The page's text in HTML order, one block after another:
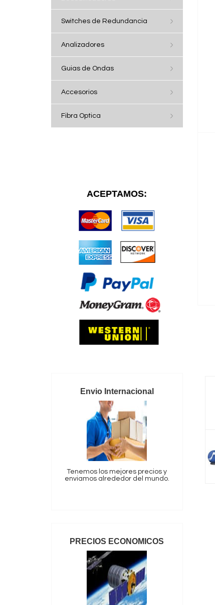
Switches de Redundancia
Analizadores
Guias de Ondas
Accesorios
Fibra Optica
ACEPTAMOS:
Envio Internacional
Tenemos los mejores precios y
enviamos alrededor del mundo.
PRECIOS ECONOMICOS